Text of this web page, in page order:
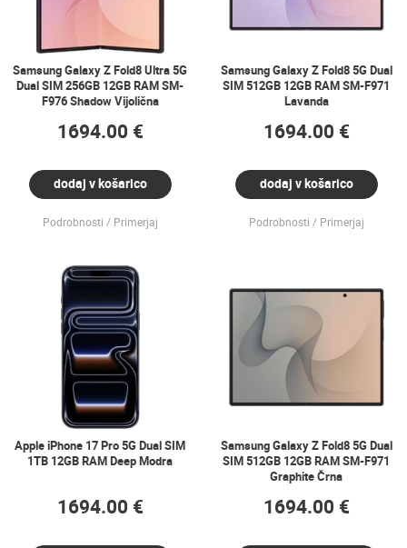
Samsung Galaxy Z Fold8 Ultra 5G
Dual SIM 256GB 12GB RAM SM-
F976 Shadow Vijolična
1694.00 €
dodaj v košarico
Podrobnosti Primerjaj
Samsung Galaxy Z Fold8 5G Dual
SIM 512GB 12GB RAM SM-F971
Lavanda
1694.00 €
dodaj v košarico
Podrobnosti Primerjaj
Apple iPhone 17 Pro 5G Dual SIM
1TB 12GB RAM Deep Modra
1694.00 €
Samsung Galaxy Z Fold8 5G Dual
SIM 512GB 12GB RAM SM-F971
Graphite Črna
1694.00 €